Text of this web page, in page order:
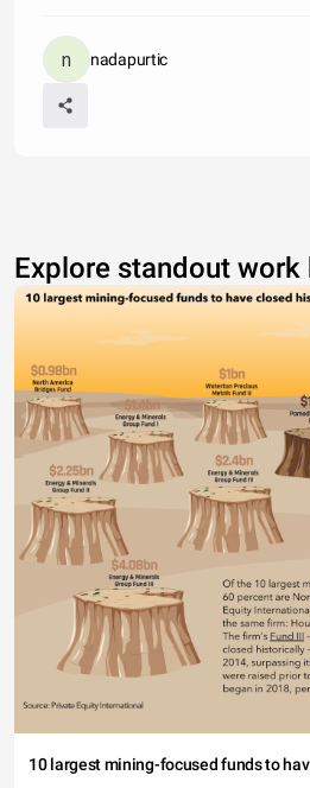
nadapurtic
Explore standout work
10 largest mining-focused funds to